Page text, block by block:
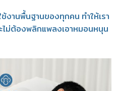
านพื้นฐานของทุกคน ทำให้เรา
ไม่ต้องพลิกแพลงเอาหมอนหนุน